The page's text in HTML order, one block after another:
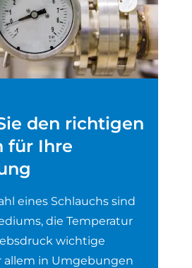
den richtigen
für Ihre
eines Schlauchs sind
die Temperatur
wichtige
allem in Umgebungen